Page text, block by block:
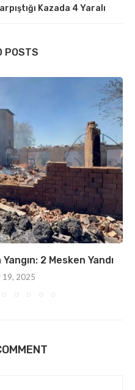
Kazada 4 Yaralı
POSTS
2 Mesken Yandı
19, 2025